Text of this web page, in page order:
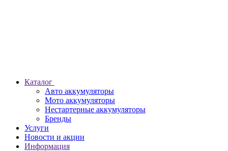
Каталог
Авто аккумуляторы
Мото аккумуляторы
Нестартерные аккумуляторы
Бренды
Услуги
Новости и акции
Информация